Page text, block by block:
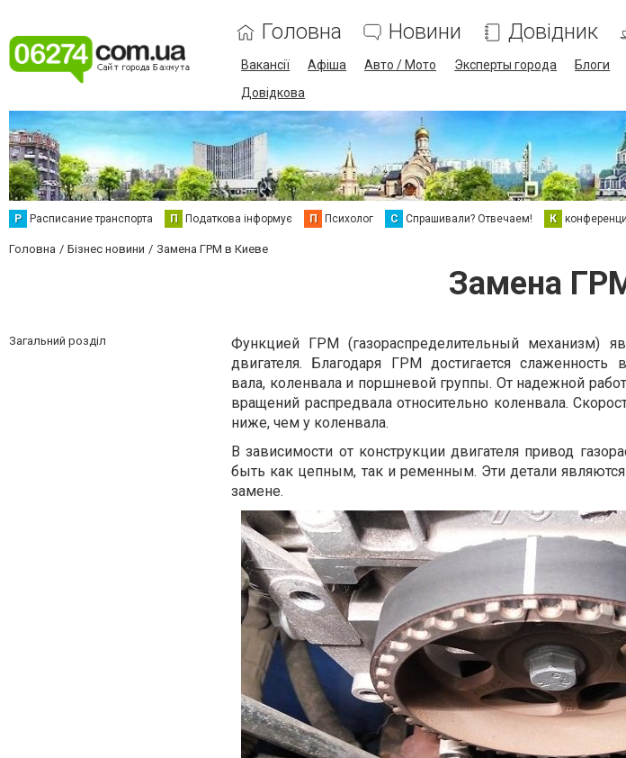
Головна Новини Довідник
Вакансії Афіша Авто / Мото Эксперты города Блоги
Довідкова
Р Расписание транспорта П Податкова інформує П Психолог С Спрашивали? Отвечаем! К
Головна Бізнес новини Замена ГРМ в Киеве
Замена
Загальний розділ
Функцией ГРМ (газораспределительный механизм)
двигателя. Благодаря ГРМ достигается слаженность
вала, коленвала и поршневой группы. От надежной
вращений распредвала относительно коленвала.
ниже, чем у коленвала.
В зависимости от конструкции двигателя привод
быть как цепным, так и ременным. Эти детали
замене.